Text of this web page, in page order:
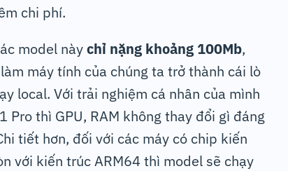
chi phí.
model nàychỉ nặng khoảng 100Mb,
máy tính của chúng ta trở thành cái lò
local. Với trải nghiệm cá nhân của mình
thì GPU, RAM không thay đổi gì đáng
tiết hơn, đối với các máy có chip kiến
với kiến trúc ARM64 thì model sẽ chạy